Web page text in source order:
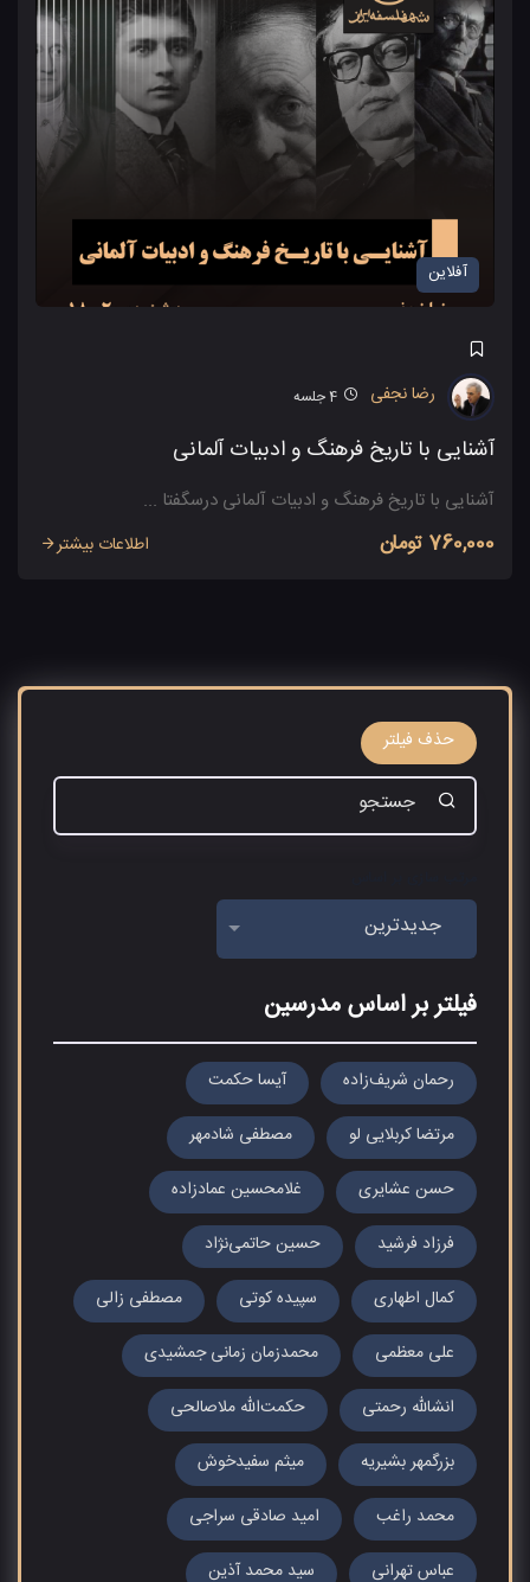
آفلاین
رضا نجفی 4جلسه
آشنایی با تاریخ فرهنگ و ادبیات آلمانی
آشنایی با تاریخ فرهنگ و ادبیات آلمانی درسگفتا ...
760,000 تومان اطلاعات بیشتر
حذف فیلتر
جدیدترین
فیلتر بر اساس مدرسین
رحمان شریف‌زاده آیسا حکمت
مرتضا کربلایی لو مصطفی شادمهر
حسن عشایری غلامحسین عمادزاده
فرزاد فرشید حسین حاتمی‌نژاد
کمال اطهاری سپیده کوتی مصطفی زالی
علی معظمی محمدزمان زمانی جمشیدی
انشالله رحمتی حکمت‌الله ملاصالحی
بزرگمهر بشیریه میثم سفیدخوش
محمد راغب امید صادقی سراجی
عباس تهرانی سید محمد آذین